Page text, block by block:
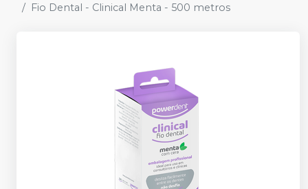
Fio Dental - Clinical Menta - 500 metros